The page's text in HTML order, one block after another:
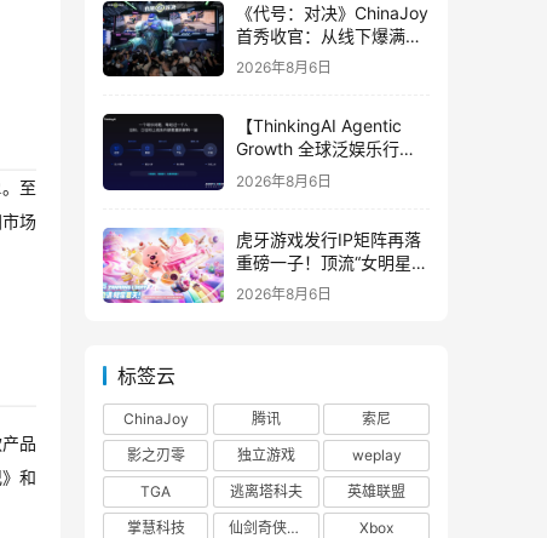
至
场
品
和
《代号：对决》ChinaJoy
首秀收官：从线下爆满看
见玩家的真实期待
2026年8月6日
【ThinkingAI Agentic
Growth 全球泛娱乐行业
峰会】Agent 时代，人到
底负责什么
2026年8月6日
虎牙游戏发行IP矩阵再落
重磅一子！顶流“女明星”
ZANMANG LOOPY 正版
2026年8月6日
标签云
ChinaJoy 腾讯
索尼
影之刃零
独立游戏
weplay
TGA
逃离塔科夫
英雄联盟
掌慧科技
仙剑奇侠传四
Xbox